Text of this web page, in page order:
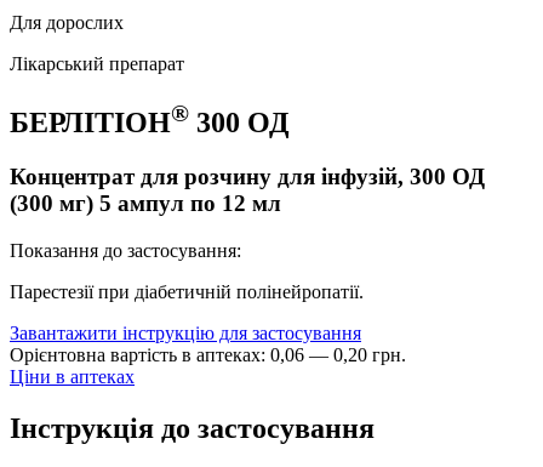
Для дорослих
Лікарський препарат
БЕРЛІТІОН® 300 ОД
Концентрат для розчину для інфузій, 300 ОД
(300 мг) 5 ампул по 12 мл
Показання до застосування:
Парестезії при діабетичній полінейропатії.
Завантажити інструкцію для застосування
Орієнтовна вартість в аптеках: 0,06 — 0,20 грн.
Ціни в аптеках
Інструкція до застосування